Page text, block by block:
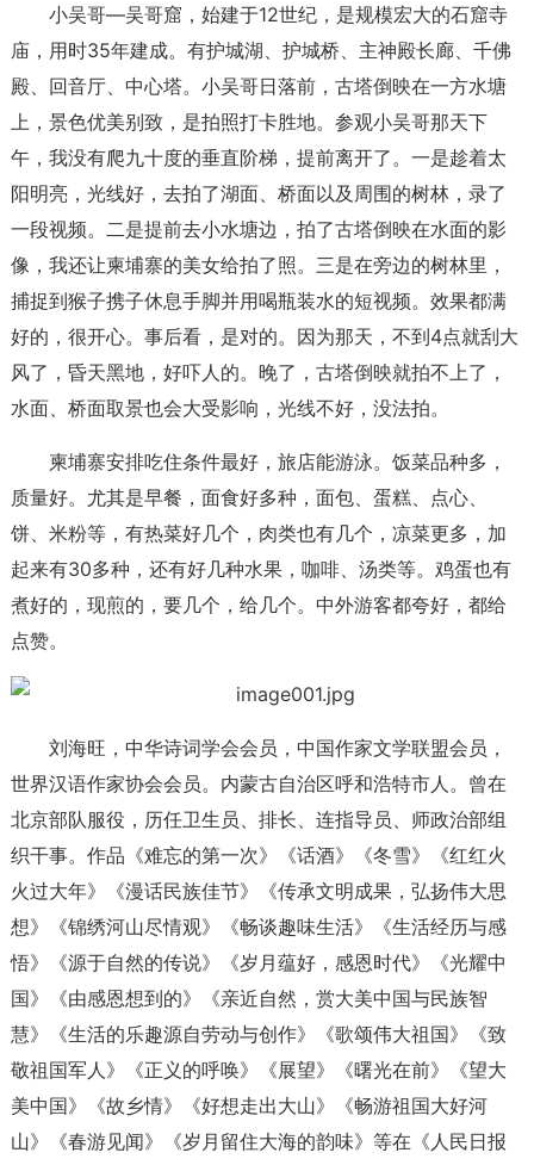
小吴哥—吴哥窟，始建于12世纪，是规模宏大的石窟寺
庙，用时35年建成。有护城湖、护城桥、主神殿长廊、千佛
殿、回音厅、中心塔。小吴哥日落前，古塔倒映在一方水塘
上，景色优美别致，是拍照打卡胜地。参观小吴哥那天下
午，我没有爬九十度的垂直阶梯，提前离开了。一是趁着太
阳明亮，光线好，去拍了湖面、桥面以及周围的树林，录了
一段视频。二是提前去小水塘边，拍了古塔倒映在水面的影
像，我还让柬埔寨的美女给拍了照。三是在旁边的树林里，
捕捉到猴子携子休息手脚并用喝瓶装水的短视频。效果都满
好的，很开心。事后看，是对的。因为那天，不到4点就刮大
风了，昏天黑地，好吓人的。晚了，古塔倒映就拍不上了，
水面、桥面取景也会大受影响，光线不好，没法拍。
柬埔寨安排吃住条件最好，旅店能游泳。饭菜品种多，
质量好。尤其是早餐，面食好多种，面包、蛋糕、点心、
饼、米粉等，有热菜好几个，肉类也有几个，凉菜更多，加
起来有30多种，还有好几种水果，咖啡、汤类等。鸡蛋也有
煮好的，现煎的，要几个，给几个。中外游客都夸好，都给
点赞。
刘海旺，中华诗词学会会员，中国作家文学联盟会员，
世界汉语作家协会会员。内蒙古自治区呼和浩特市人。曾在
北京部队服役，历任卫生员、排长、连指导员、师政治部组
织干事。作品《难忘的第一次》《话酒》《冬雪》《红红火
火过大年》《漫话民族佳节》《传承文明成果，弘扬伟大思
想》《锦绣河山尽情观》《畅谈趣味生活》《生活经历与感
悟》《源于自然的传说》《岁月蕴好，感恩时代》《光耀中
国》《由感恩想到的》《亲近自然，赏大美中国与民族智
慧》《生活的乐趣源自劳动与创作》《歌颂伟大祖国》《致
敬祖国军人》《正义的呼唤》《展望》《曙光在前》《望大
美中国》《故乡情》《好想走出大山》《畅游祖国大好河
山》《春游见闻》《岁月留住大海的韵味》等在《人民日报